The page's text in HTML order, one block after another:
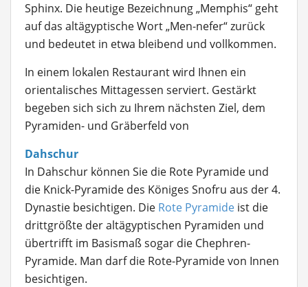
Sphinx. Die heutige Bezeichnung „Memphis“ geht
auf das altägyptische Wort „Men-nefer“ zurück
und bedeutet in etwa bleibend und vollkommen.
In einem lokalen Restaurant wird Ihnen ein
orientalisches Mittagessen serviert. Gestärkt
begeben sich sich zu Ihrem nächsten Ziel, dem
Pyramiden- und Gräberfeld von
Dahschur
In Dahschur können Sie die Rote Pyramide und
die Knick-Pyramide des Königes Snofru aus der 4.
Dynastie besichtigen. Die Rote Pyramide ist die
drittgrößte der altägyptischen Pyramiden und
übertrifft im Basismaß sogar die Chephren-
Pyramide. Man darf die Rote-Pyramide von Innen
besichtigen.